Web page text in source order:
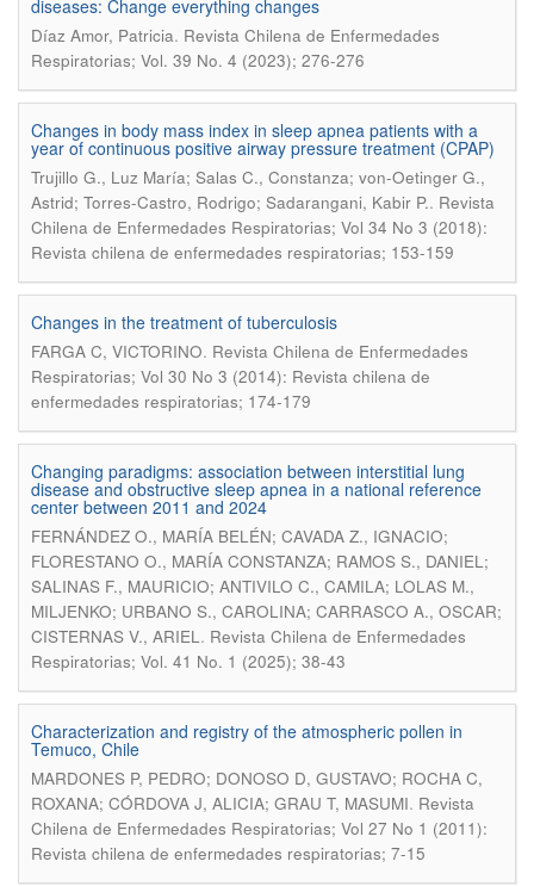
diseases: Change everything changes
Díaz Amor, Patricia. Revista Chilena de Enfermedades
Respiratorias; Vol. 39 No. 4 (2023); 276-276
Changes in body mass index in sleep apnea patients with a
year of continuous positive airway pressure treatment (CPAP)
Trujillo G., Luz María; Salas C., Constanza; von-Oetinger G.,
Astrid; Torres-Castro, Rodrigo; Sadarangani, Kabir P.. Revista
Chilena de Enfermedades Respiratorias; Vol 34 No 3 (2018):
Revista chilena de enfermedades respiratorias; 153-159
Changes in the treatment of tuberculosis
FARGA C, VICTORINO. Revista Chilena de Enfermedades
Respiratorias; Vol 30 No 3 (2014): Revista chilena de
enfermedades respiratorias; 174-179
Changing paradigms: association between interstitial lung
disease and obstructive sleep apnea in a national reference
center between 2011 and 2024
FERNÁNDEZ O., MARÍA BELÉN; CAVADA Z., IGNACIO;
FLORESTANO O., MARÍA CONSTANZA; RAMOS S., DANIEL;
SALINAS F., MAURICIO; ANTIVILO C., CAMILA; LOLAS M.,
MILJENKO; URBANO S., CAROLINA; CARRASCO A., OSCAR;
CISTERNAS V., ARIEL. Revista Chilena de Enfermedades
Respiratorias; Vol. 41 No. 1 (2025); 38-43
Characterization and registry of the atmospheric pollen in
Temuco, Chile
MARDONES P, PEDRO; DONOSO D, GUSTAVO; ROCHA C,
ROXANA; CÓRDOVA J, ALICIA; GRAU T, MASUMI. Revista
Chilena de Enfermedades Respiratorias; Vol 27 No 1 (2011):
Revista chilena de enfermedades respiratorias; 7-15